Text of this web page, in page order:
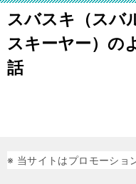
スバスキ（スバ
スキーヤー）の
話
※ 当サイトはプロモーショ